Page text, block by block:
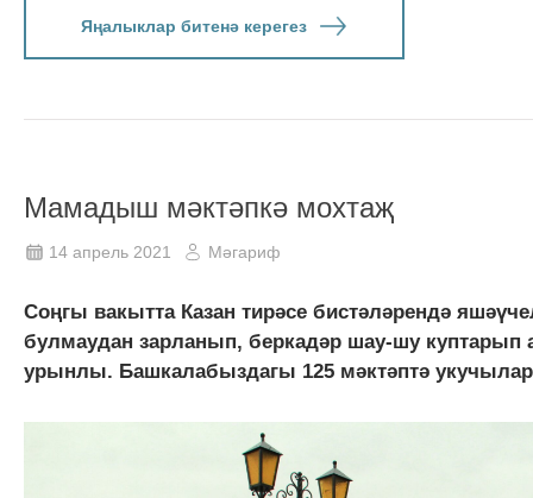
Яңалыклар битенә керегез
Мамадыш мәктәпкә мохтаҗ
14 апрель 2021 Мәгариф
Соңгы вакытта Казан тирәсе бистәләрендә
булмаудан зарланып, беркадәр шау-шу
урынлы. Башкалабыздагы 125 мәктәптә